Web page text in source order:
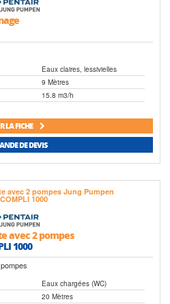
Eaux claires, lessivielles
9 Mètres
15.8 m3/h
LA FICHE
DE DEVIS
avec 2 pompes
1000
Eaux chargées (WC)
20 Mètres